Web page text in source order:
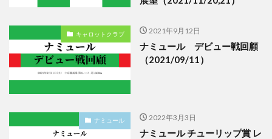
キャロットクラブ 2021年9月12日
ナミュール デビュー戦回顧
（2021/09/11）
ナミュール 2022年3月3日
ナミュール チューリップ賞 レ